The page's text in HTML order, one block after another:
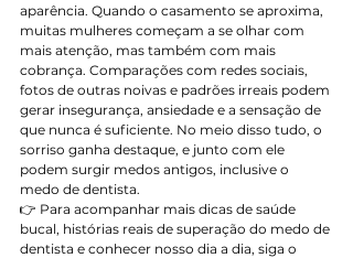
aparência. Quando o casamento se aproxima,
muitas mulheres começam a se olhar com
mais atenção, mas também com mais
cobrança. Comparações com redes sociais,
fotos de outras noivas e padrões irreais podem
gerar insegurança, ansiedade e a sensação de
que nunca é suficiente. No meio disso tudo, o
sorriso ganha destaque, e junto com ele
podem surgir medos antigos, inclusive o
medo de dentista.
👉 Para acompanhar mais dicas de saúde
bucal, histórias reais de superação do medo de
dentista e conhecer nosso dia a dia, siga o